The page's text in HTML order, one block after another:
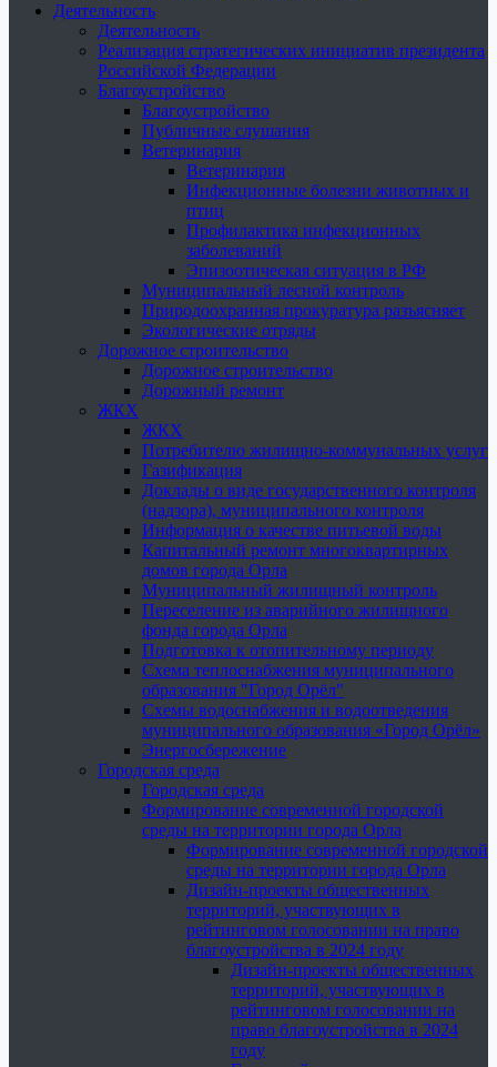
Деятельность
Деятельность
Реализация стратегических инициатив президента
Российской Федерации
Благоустройство
Благоустройство
Публичные слушания
Ветеринария
Ветеринария
Инфекционные болезни животных и
птиц
Профилактика инфекционных
заболеваний
Эпизоотическая ситуация в РФ
Муниципальный лесной контроль
Природоохранная прокуратура разъясняет
Экологические отряды
Дорожное строительство
Дорожное строительство
Дорожный ремонт
ЖКХ
ЖКХ
Потребителю жилищно-коммунальных услуг
Газификация
Доклады о виде государственного контроля
(надзора), муниципального контроля
Информация о качестве питьевой воды
Капитальный ремонт многоквартирных
домов города Орла
Муниципальный жилищный контроль
Переселение из аварийного жилищного
фонда города Орла
Подготовка к отопительному периоду
Схема теплоснабжения муниципального
образования "Город Орёл"
Схемы водоснабжения и водоотведения
муниципального образования «Город Орёл»
Энергосбережение
Городская среда
Городская среда
Формирование современной городской
среды на территории города Орла
Формирование современной городской
среды на территории города Орла
Дизайн-проекты общественных
территорий, участвующих в
рейтинговом голосовании на право
благоустройства в 2024 году
Дизайн-проекты общественных
территорий, участвующих в
рейтинговом голосовании на
право благоустройства в 2024
году